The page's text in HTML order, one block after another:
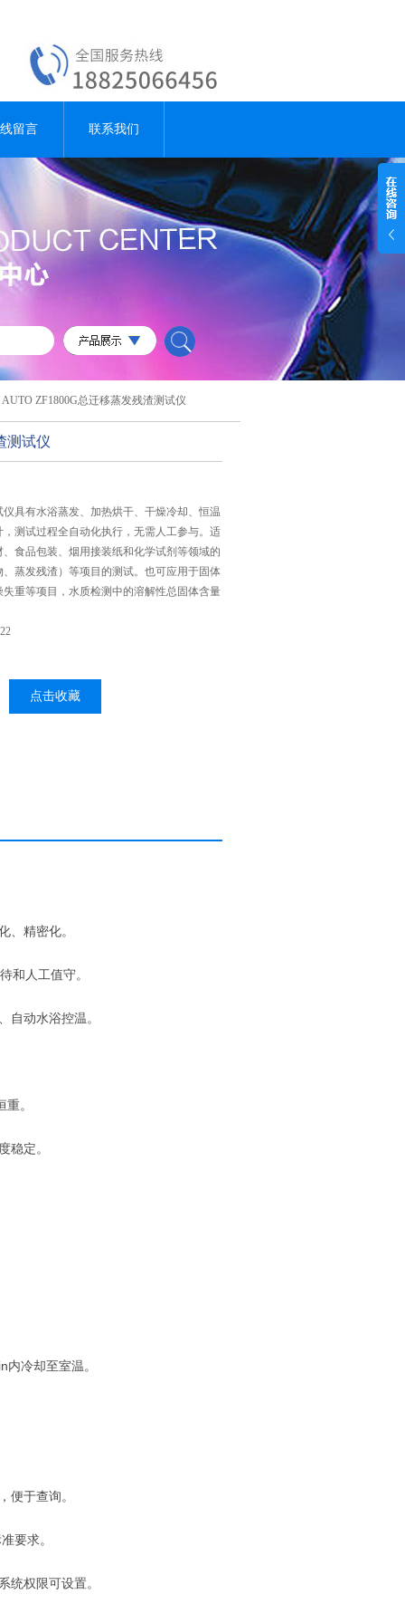
留言 联系我们
ZF1800G总迁移蒸发残渣测试仪
测试仪
具有水浴蒸发、加热烘干、干燥冷却、恒温
测试过程全自动化执行，无需人工参与。适
食品包装、烟用接装纸和化学试剂等领域的
蒸发残渣）等项目的测试。也可应用于固体
重等项目，水质检测中的溶解性总固体含量
点击收藏
、精密化。
和人工值守。
自动水浴控温。
。
稳定。
冷却至室温。
便于查询。
要求。
统权限可设置。